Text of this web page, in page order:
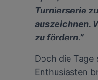
Turnierserie
auszeichnen.
zu fördern.”
Doch die Tage
Enthusiasten